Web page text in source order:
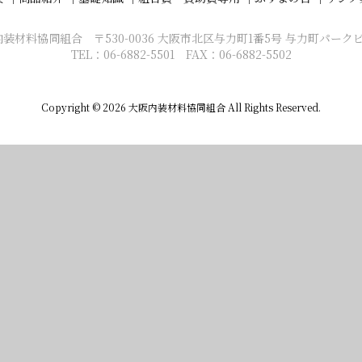
装材料協同組合 〒530-0036 大阪市北区与力町1番5号 与力町パーク
TEL：06-6882-5501 FAX：06-6882-5502
Copyright © 2026 大阪内装材料協同組合 All Rights Reserved.